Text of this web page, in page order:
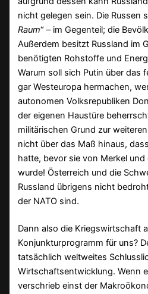
nicht gelegen sein. Die Russen
Raum“ – im Gegenteil; die
Außerdem besitzt Russland im
benötigten Rohstoffe und
Warum soll sich Putin über das
gar Westeuropa hermachen,
autonomen Volksrepubliken
der eigenen Haustüre
militärischen Grund zur
nicht über das Maß hinaus,
hatte, bevor sie von Merkel
wurde! Österreich und die
Russland übrigens nicht
der NATO sind.
Dann also die Kriegswirtschaft
Konjunkturprogramm für uns?
tatsächlich weltweites
Wirtschaftsentwicklung. Wenn
verschrieb einst der